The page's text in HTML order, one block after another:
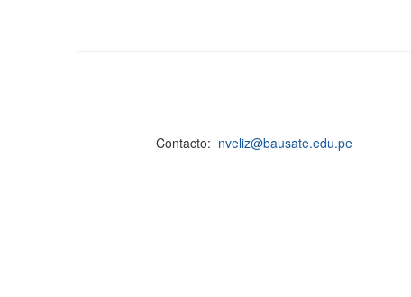
Contacto: nveliz@bausate.edu.pe